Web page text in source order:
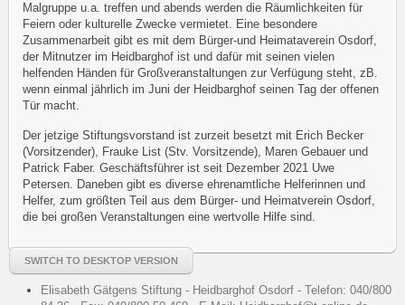
Malgruppe u.a. treffen und abends werden die Räumlichkeiten für
Feiern oder kulturelle Zwecke vermietet. Eine besondere
Zusammenarbeit gibt es mit dem Bürger-und Heimataverein Osdorf,
der Mitnutzer im Heidbarghof ist und dafür mit seinen vielen
helfenden Händen für Großveranstaltungen zur Verfügung steht, zB.
wenn einmal jährlich im Juni der Heidbarghof seinen Tag der offenen
Tür macht.
Der jetzige Stiftungsvorstand ist zurzeit besetzt mit Erich Becker
(Vorsitzender), Frauke List (Stv. Vorsitzende), Maren Gebauer und
Patrick Faber. Geschäftsführer ist seit Dezember 2021 Uwe
Petersen. Daneben gibt es diverse ehrenamtliche Helferinnen und
Helfer, zum größten Teil aus dem Bürger- und Heimatverein Osdorf,
die bei großen Veranstaltungen eine wertvolle Hilfe sind.
SWITCH TO DESKTOP VERSION
Elisabeth Gätgens Stiftung - Heidbarghof Osdorf - Telefon: 040/800